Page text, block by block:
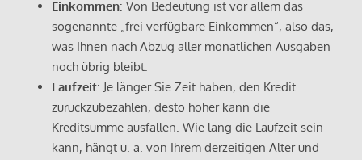
Einkommen: Von Bedeutung ist vor allem das
sogenannte „frei verfügbare Einkommen“, also das,
was Ihnen nach Abzug aller monatlichen Ausgaben
noch übrig bleibt.
Laufzeit: Je länger Sie Zeit haben, den Kredit
zurückzubezahlen, desto höher kann die
Kreditsumme ausfallen. Wie lang die Laufzeit sein
kann, hängt u. a. von Ihrem derzeitigen Alter und